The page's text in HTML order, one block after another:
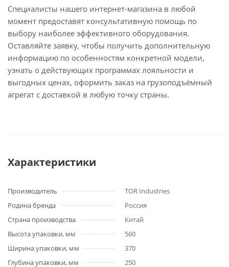
Специалисты нашего интернет-магазина в любой
момент предоставят консультативную помощь по
выбору наиболее эффективного оборудования.
Оставляйте заявку, чтобы получить дополнительную
информацию по особенностям конкретной модели,
узнать о действующих программах лояльности и
выгодных ценах, оформить заказ на грузоподъёмный
агрегат с доставкой в любую точку страны.
Характеристики
Производитель
TOR Industries
Родина бренда
Россия
Страна производства
Китай
Высота упаковки, мм
560
Ширина упаковки, мм
370
Глубина упаковки, мм
250